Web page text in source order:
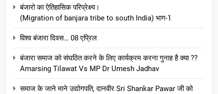
बंजारो का ऐतिहासिक परिप्रेक्ष्य।
(Migration of banjara tribe to south India) भाग-1
विश्व बंजारा दिवस… 08 एप्रिल
बंजारा समाज को संघठित करने के लिए कार्यक्रम करना गुनाह है क्या ??
Amarsing Tilawat Vs MP Dr Umesh Jadhav
समाज के जाने माने उद्योगपति, दानवीर Sri Shankar Pawar जी को